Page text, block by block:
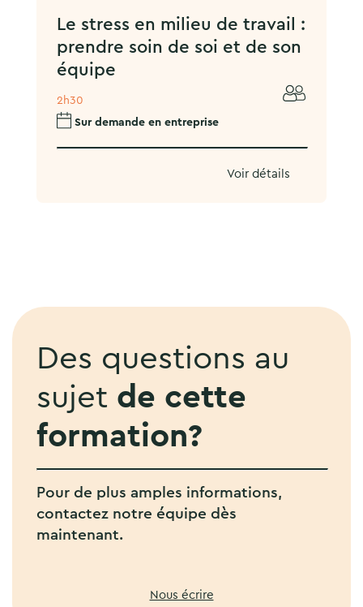
Le stress en milieu de travail :
prendre soin de soi et de son
équipe
2h30
Sur demande en entreprise
Voir détails
Des questions au
sujet de cette
formation?
Pour de plus amples informations,
contactez notre équipe dès
maintenant.
Nous écrire